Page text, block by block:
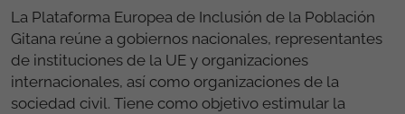
La Plataforma Europea de Inclusión de la Población
Gitana reúne a gobiernos nacionales, representantes
de instituciones de la UE y organizaciones
internacionales, así como organizaciones de la
sociedad civil. Tiene como objetivo estimular la